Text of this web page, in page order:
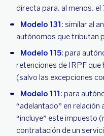
directa para, al menos,
Modelo 131 : similar al
autónomos que tributan
Modelo 115: para
retenciones de IRPF que
(salvo las excepciones
Modelo 111 : para
“adelantado” en relación
“incluye” este impuesto
contratación de un